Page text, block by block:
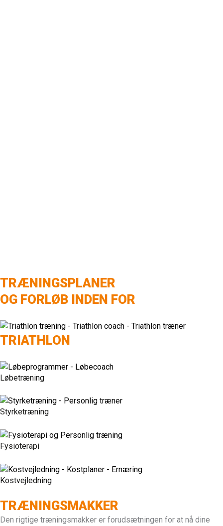
TRÆNINGSPLANER
OG FORLØB INDEN FOR
TRIATHLON
Løbetræning
Styrketræning
Fysioterapi
Kostvejledning
TRÆNINGSMAKKER
Den rigtige træningsmakker er forudsætningen for at nå dine